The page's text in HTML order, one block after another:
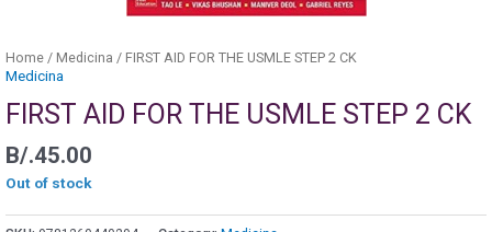
Home / Medicina / FIRST AID FOR THE USMLE STEP 2 CK
Medicina
FIRST AID FOR THE USMLE STEP 2 CK
B/.45.00
Out of stock